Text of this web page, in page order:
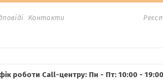
Контакти
роботи Call-центру: Пн - Пт: 10:00 -